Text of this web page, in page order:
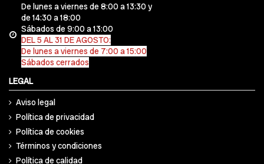
De lunes a viernes de 8:00 a 13:30 y
de 14:30 a 18:00
Sábados de 9:00 a 13:00
DEL 5 AL 31 DE AGOSTO:
De lunes a viernes de 7:00 a 15:00
Sábados cerrados
LEGAL
Aviso legal
Política de privacidad
Política de cookies
Términos y condiciones
Política de calidad